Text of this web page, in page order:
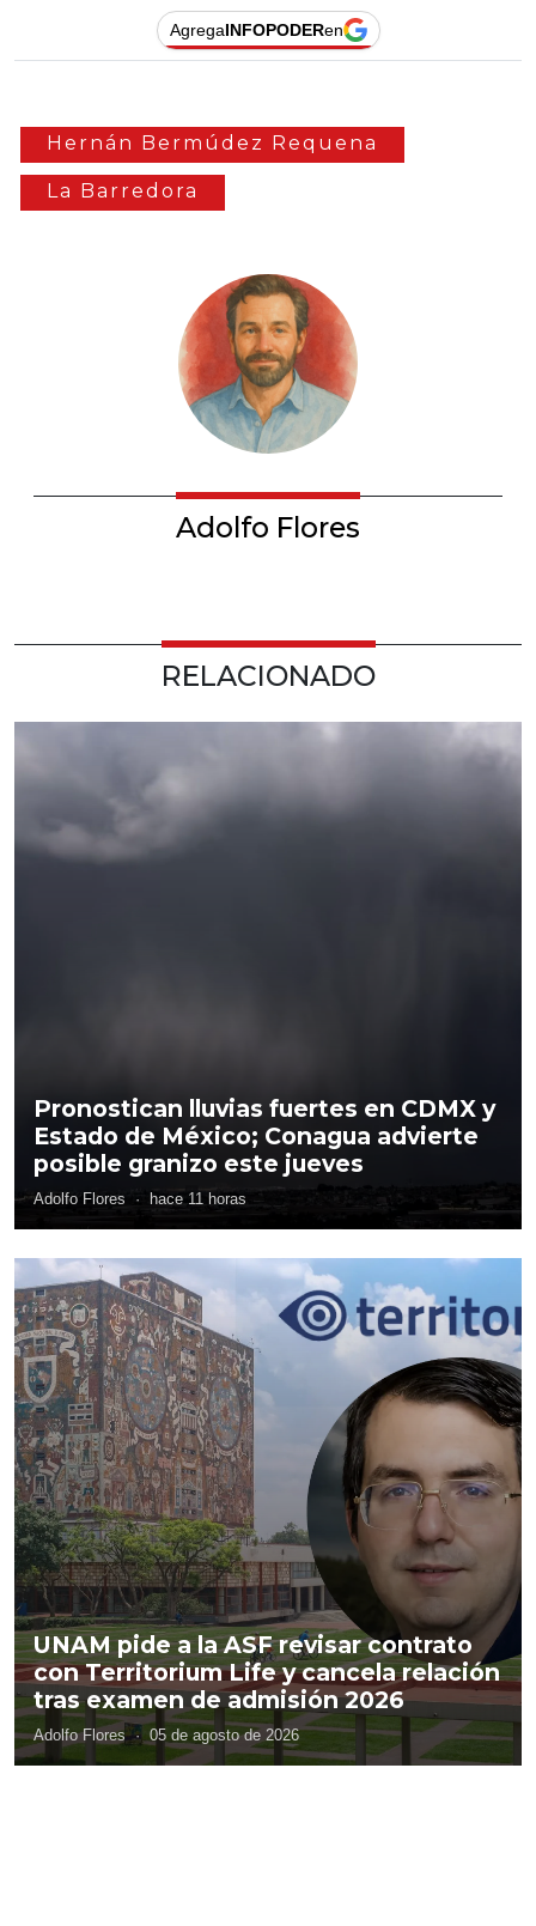
AgregaINFOPODERen
Hernán Bermúdez Requena
La Barredora
Adolfo Flores
RELACIONADO
Pronostican lluvias fuertes en CDMX y
Estado de México; Conagua advierte
posible granizo este jueves
Adolfo Flores · hace 11 horas
UNAM pide a la ASF revisar contrato
con Territorium Life y cancela relación
tras examen de admisión 2026
Adolfo Flores · 05 de agosto de 2026